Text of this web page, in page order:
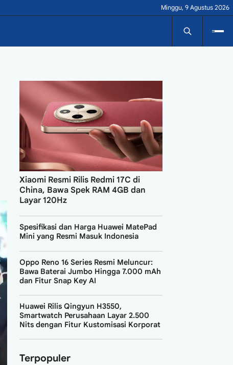
Minggu, 9 Agustus 2026
Xiaomi Resmi Rilis Redmi 17C di
China, Bawa Spek RAM 4GB dan
Layar 120Hz
Spesifikasi dan Harga Huawei MatePad
Mini yang Resmi Masuk Indonesia
Oppo Reno 16 Series Resmi Meluncur:
Bawa Baterai Jumbo Hingga 7.000 mAh
dan Fitur Snap Key AI
Huawei Rilis Qingyun H3550,
Smartwatch Perusahaan Layar 2.500
Nits dengan Fitur Kustomisasi Korporat
Terpopuler